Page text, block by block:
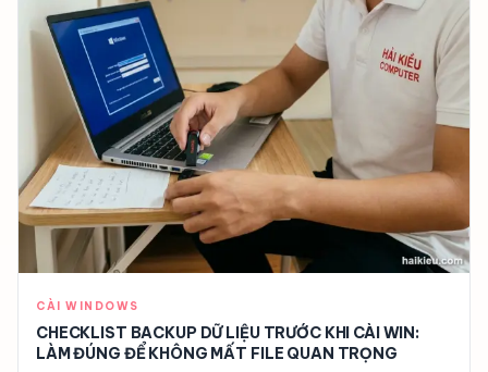
CÀI WINDOWS
CHECKLIST BACKUP DỮ LIỆU TRƯỚC KHI CÀI WIN:
LÀM ĐÚNG ĐỂ KHÔNG MẤT FILE QUAN TRỌNG